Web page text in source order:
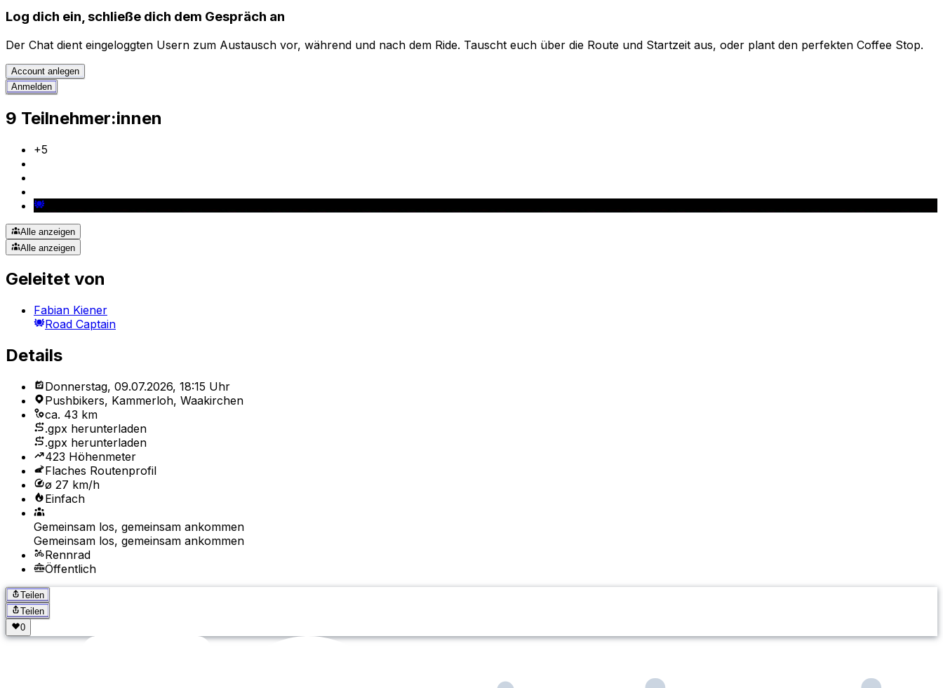
Log dich ein, schließe dich dem Gespräch an
Der Chat dient eingeloggten Usern zum Austausch vor, während und nach dem Ride. Tauscht euch über die Route und Startzeit aus, oder plant den perfekten Coffee Stop.
Account anlegen
Anmelden
9 Teilnehmer:innen
+5
Alle anzeigen
Alle anzeigen
Geleitet von
Fabian Kiener
Road Captain
Details
Donnerstag, 09.07.2026, 18:15 Uhr
Pushbikers, Kammerloh, Waakirchen
ca. 43 km
.gpx herunterladen
.gpx herunterladen
423 Höhenmeter
Flaches Routenprofil
ø 27 km/h
Einfach
Gemeinsam los, gemeinsam ankommen
Gemeinsam los, gemeinsam ankommen
Rennrad
Öffentlich
Teilen
Teilen